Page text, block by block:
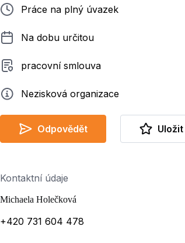
Typ pracovního poměru
Práce na plný úvazek
Délka pracovního poměru
Na dobu určitou
Typ smluvního vztahu
pracovní smlouva
ZadavatelNezisková organizace
Odpovědět
Kontaktní údaje
Michaela Holečková
+420 731 604 478